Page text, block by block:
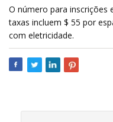
O número para inscrições
taxas incluem $ 55 por
com eletricidade.